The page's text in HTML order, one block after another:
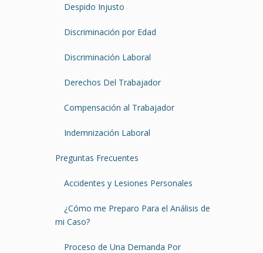
Despido Injusto
Discriminación por Edad
Discriminación Laboral
Derechos Del Trabajador
Compensación al Trabajador
Indemnización Laboral
Preguntas Frecuentes
Accidentes y Lesiones Personales
¿Cómo me Preparo Para el Análisis de
mi Caso?
Proceso de Una Demanda Por